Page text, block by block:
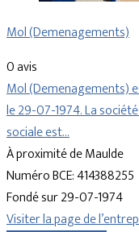
Mol (Demenagements)
0 avis
Mol (Demenagements)
le 29-07-1974. La
sociale est…
À proximité de Maulde
Numéro BCE: 414388255
Fondé sur 29-07-1974
Visiter la page de